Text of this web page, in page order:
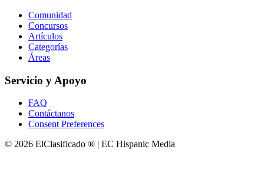
Comunidad
Concursos
Artículos
Categorías
Áreas
Servicio y Apoyo
FAQ
Contáctanos
Consent Preferences
© 2026 ElClasificado ® | EC Hispanic Media